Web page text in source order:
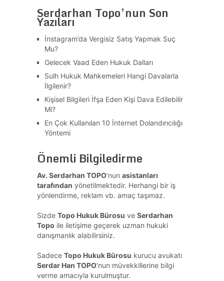
Serdarhan Topo’nun Son
Yazıları
İnstagram’da Vergisiz Satış Yapmak Suç
Mu?
Gelecek Vaad Eden Hukuk Dalları
Sulh Hukuk Mahkemeleri Hangi Davalarla
İlgilenir?
Kişisel Bilgileri İfşa Eden Kişi Dava Edilebilir
Mi?
En Çok Kullanılan 10 İnternet Dolandırıcılığı
Yöntemi
Önemli Bilgiledirme
Av. Serdarhan TOPO‘nun asistanları
tarafından yönetilmektedir. Herhangi bir iş
yönlendirme, reklam vb. amaç taşımaz.
Sizde Topo Hukuk Bürosu ve Serdarhan
Topo ile iletişime geçerek uzman hukuki
danışmanlık alabilirsiniz.
Sadece Topo Hukuk Bürosu kurucu avukatı
Serdar Han TOPO‘nun müvekkillerine bilgi
verme amacıyla kurulmuştur.